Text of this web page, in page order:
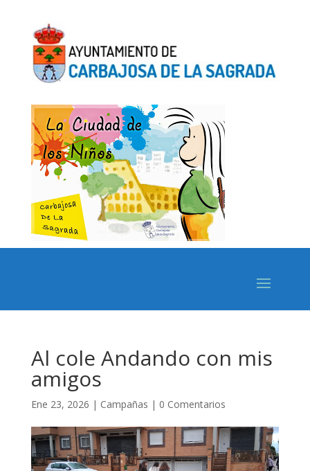
Al cole Andando con mis
amigos
Ene 23, 2026 | Campañas | 0 Comentarios